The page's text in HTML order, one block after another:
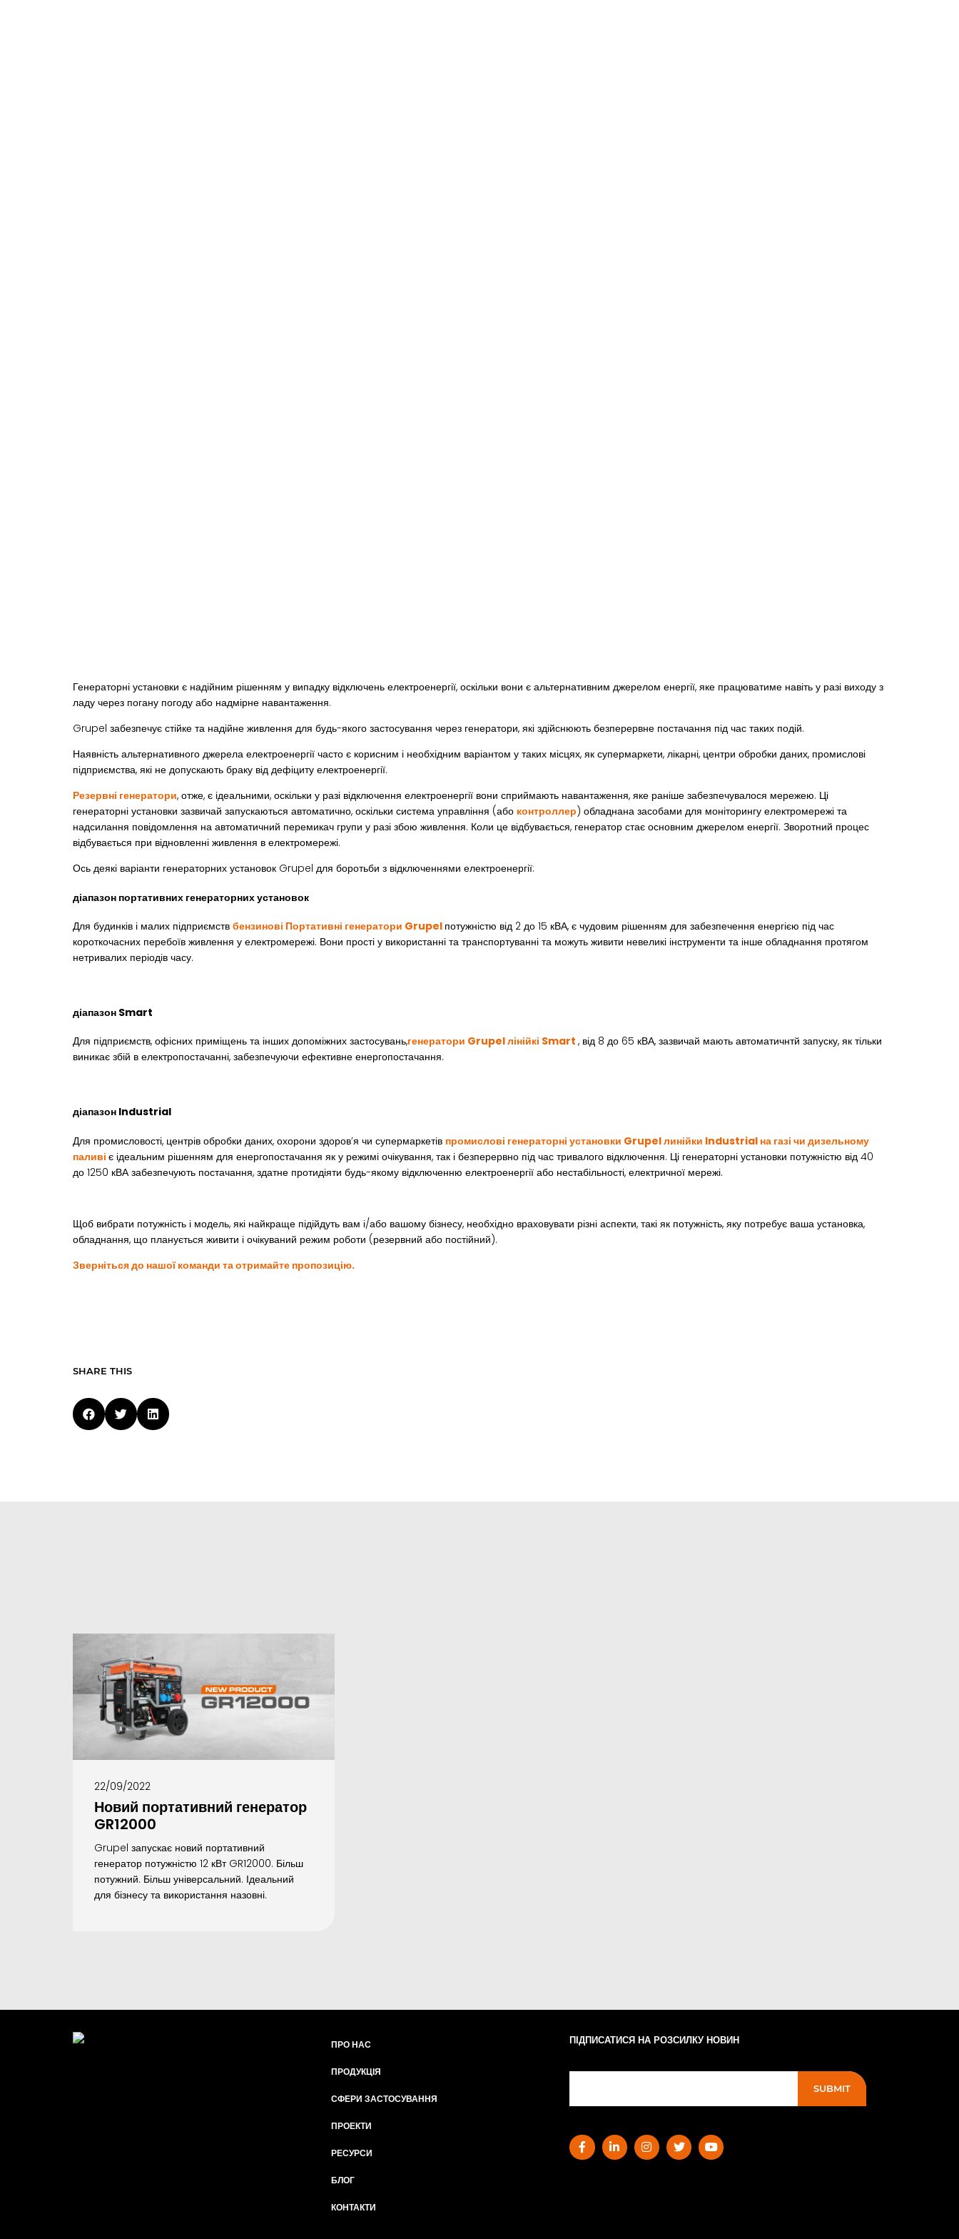
Генераторні установки є надійним рішенням у випадку відключень електроенергії, оскільки вони є альтернативним джерелом енергії, яке працюватиме навіть у разі виходу з
ладу через погану погоду або надмірне навантаження.
Grupel забезпечує стійке та надійне живлення для будь-якого застосування через генератори, які здійснюють безперервне постачання під час таких подій.
Наявність альтернативного джерела електроенергії часто є корисним і необхідним варіантом у таких місцях, як супермаркети, лікарні, центри обробки даних, промислові
підприємства, які не допускають браку від дефіциту електроенергії.
Резервні генератори, отже, є ідеальними, оскільки у разі відключення електроенергії вони сприймають навантаження, яке раніше забезпечувалося мережею. Ці
генераторні установки зазвичай запускаються автоматично, оскільки система управління (або контроллер) обладнана засобами для моніторингу електромережі та
надсилання повідомлення на автоматичний перемикач групи у разі збою живлення. Коли це відбувається, генератор стає основним джерелом енергії. Зворотний процес
відбувається при відновленні живлення в електромережі.
Ось деякі варіанти генераторних установок Grupel для боротьби з відключеннями електроенергії:
діапазон портативних генераторних установок
Для будинків і малих підприємств бензинові Портативні генератори Grupel потужністю від 2 до 15 кВА, є чудовим рішенням для забезпечення енергією під час
короткочасних перебоїв живлення у електромережі. Вони прості у використанні та транспортуванні та можуть живити невеликі інструменти та інше обладнання протягом
нетривалих періодів часу.
діапазон Smart
Для підприємств, офісних приміщень та інших допоміжних застосувань,генератори Grupel лінійкі Smart , від 8 до 65 кВА, зазвичай мають автоматичнтй запуску, як тільки
виникає збій в електропостачанні, забезпечуючи ефективне енергопостачання.
діапазон Industrial
Для промисловості, центрів обробки даних, охорони здоров’я чи супермаркетів промислові генераторні установки Grupel линійки Industrial на газі чи дизельному
паливі є ідеальним рішенням для енергопостачання як у режимі очікування, так і безперервно під час тривалого відключення. Ці генераторні установки потужністю від 40
до 1250 кВА забезпечують постачання, здатне протидіяти будь-якому відключенню електроенергії або нестабільності, електричної мережі.
Щоб вибрати потужність і модель, які найкраще підійдуть вам і/або вашому бізнесу, необхідно враховувати різні аспекти, такі як потужність, яку потребує ваша установка,
обладнання, що планується живити і очікуваний режим роботи (резервний або постійний).
Зверніться до нашої команди та отримайте пропозицію.
SHARE THIS
22/09/2022
Новий портативний генератор
GR12000
Grupel запускає новий портативний
генератор потужністю 12 кВт GR12000. Більш
потужний. Більш універсальний. Ідеальний
для бізнесу та використання назовні.
ПРО НАС
ПРОДУКЦІЯ
СФЕРИ ЗАСТОСУВАННЯ
ПРОЕКТИ
РЕСУРСИ
БЛОГ
КОНТАКТИ
ПІДПИСАТИСЯ НА РОЗСИЛКУ НОВИН
SUBMIT